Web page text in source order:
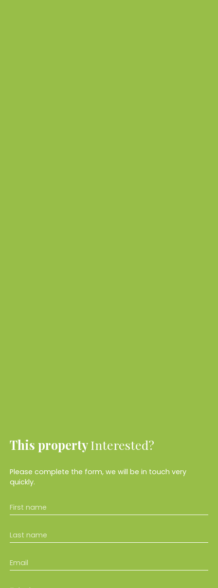
This property Interested?
Please complete the form, we will be in touch very
quickly.
First name
Last name
Email